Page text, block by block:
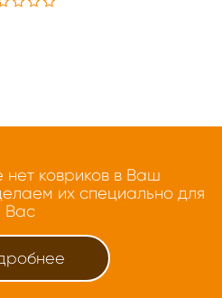
нет ковриков в Ваш
их специально для
Вас